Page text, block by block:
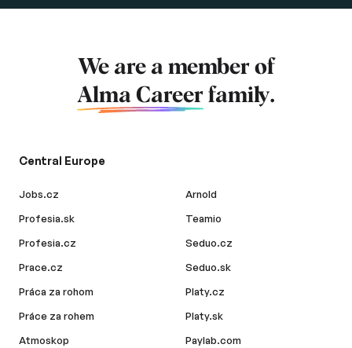
We are a member of
Alma Career family.
Central Europe
Jobs.cz
Profesia.sk
Profesia.cz
Prace.cz
Práca za rohom
Práce za rohem
Atmoskop
Arnold
Teamio
Seduo.cz
Seduo.sk
Platy.cz
Platy.sk
Paylab.com